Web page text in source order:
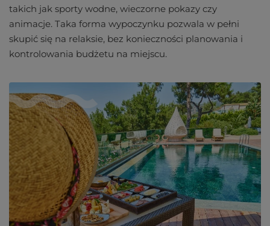
takich jak sporty wodne, wieczorne pokazy czy
animacje. Taka forma wypoczynku pozwala w pełni
skupić się na relaksie, bez konieczności planowania i
kontrolowania budżetu na miejscu.